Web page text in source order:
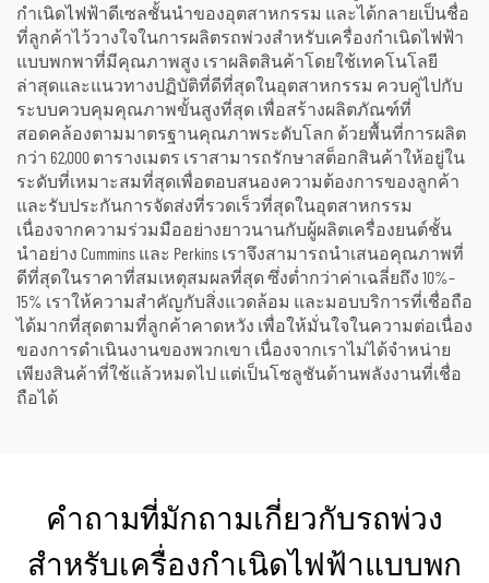
กำเนิดไฟฟ้าดีเซลชั้นนำของอุตสาหกรรม และได้กลายเป็นชื่อ
ที่ลูกค้าไว้วางใจในการผลิตรถพ่วงสำหรับเครื่องกำเนิดไฟฟ้า
แบบพกพาที่มีคุณภาพสูง เราผลิตสินค้าโดยใช้เทคโนโลยี
ล่าสุดและแนวทางปฏิบัติที่ดีที่สุดในอุตสาหกรรม ควบคู่ไปกับ
ระบบควบคุมคุณภาพขั้นสูงที่สุด เพื่อสร้างผลิตภัณฑ์ที่
สอดคล้องตามมาตรฐานคุณภาพระดับโลก ด้วยพื้นที่การผลิต
กว่า 62,000 ตารางเมตร เราสามารถรักษาสต็อกสินค้าให้อยู่ใน
ระดับที่เหมาะสมที่สุดเพื่อตอบสนองความต้องการของลูกค้า
และรับประกันการจัดส่งที่รวดเร็วที่สุดในอุตสาหกรรม
เนื่องจากความร่วมมืออย่างยาวนานกับผู้ผลิตเครื่องยนต์ชั้น
นำอย่าง Cummins และ Perkins เราจึงสามารถนำเสนอคุณภาพที่
ดีที่สุดในราคาที่สมเหตุสมผลที่สุด ซึ่งต่ำกว่าค่าเฉลี่ยถึง 10%–
15% เราให้ความสำคัญกับสิ่งแวดล้อม และมอบบริการที่เชื่อถือ
ได้มากที่สุดตามที่ลูกค้าคาดหวัง เพื่อให้มั่นใจในความต่อเนื่อง
ของการดำเนินงานของพวกเขา เนื่องจากเราไม่ได้จำหน่าย
เพียงสินค้าที่ใช้แล้วหมดไป แต่เป็นโซลูชันด้านพลังงานที่เชื่อ
ถือได้
คำถามที่มักถามเกี่ยวกับรถพ่วง
สำหรับเครื่องกำเนิดไฟฟ้าแบบพก